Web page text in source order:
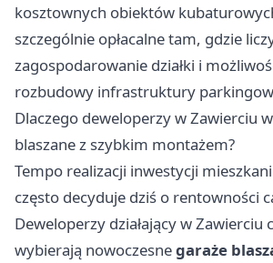
kosztownych obiektów
szczególnie opłacalne tam, gdzie
zagospodarowanie działki i
rozbudowy infrastruktury
Dlaczego deweloperzy w Zawierciu
blaszane z szybkim montażem?
Tempo realizacji inwestycji
często decyduje dziś o rentowności
Deweloperzy działający w Zawierciu
wybierają nowoczesnegaraże